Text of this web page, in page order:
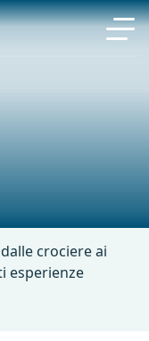
crociere ai
esperienze